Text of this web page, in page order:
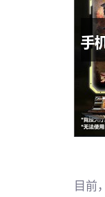
目前